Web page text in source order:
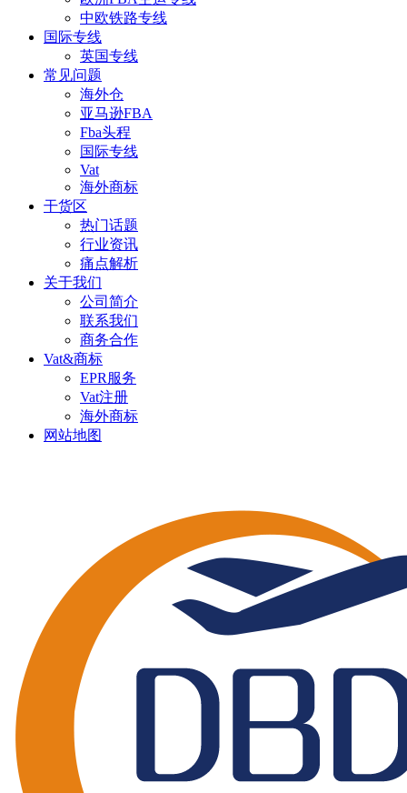
中欧铁路专线
国际专线
英国专线
常见问题
海外仓
亚马逊FBA
Fba头程
国际专线
Vat
海外商标
干货区
热门话题
行业资讯
痛点解析
关于我们
公司简介
联系我们
商务合作
Vat&商标
EPR服务
Vat注册
海外商标
网站地图